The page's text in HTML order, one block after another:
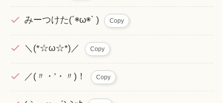
みーつけた(´◉ω◉` ) Copy
＼(*☆ω☆*)／ Copy
／(〃・’・〃)！ Copy